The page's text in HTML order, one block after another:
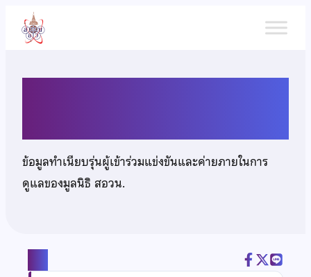
เนื้อหา
ข้อมูลทำเนียบรุ่นผู้เข้าร่วมแข่งขันและค่ายภายในการ
ดูแลของมูลนิธิ สอวน.